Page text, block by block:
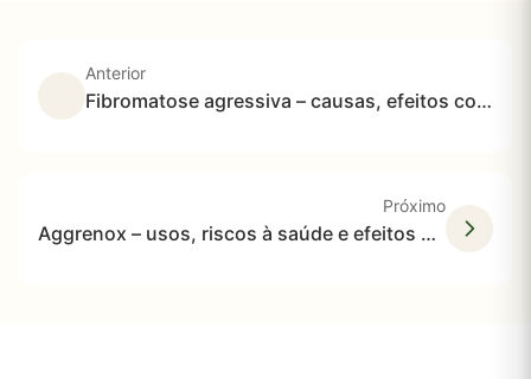
Anterior
Fibromatose agressiva – causas, efeitos colaterais e tratamentos
Próximo
Aggrenox – usos, riscos à saúde e efeitos colaterais